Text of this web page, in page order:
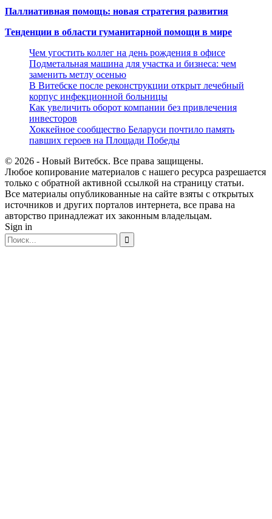
Паллиативная помощь: новая стратегия развития
Тенденции в области гуманитарной помощи в мире
Чем угостить коллег на день рождения в офисе
Подметальная машина для участка и бизнеса: чем
заменить метлу осенью
В Витебске после реконструкции открыт лечебный
корпус инфекционной больницы
Как увеличить оборот компании без привлечения
инвесторов
Хоккейное сообщество Беларуси почтило память
павших героев на Площади Победы
© 2026 - Новый Витебск. Все права защищены.
Любое копирование материалов с нашего ресурса разрешается
только с обратной активной ссылкой на страницу статьи.
Все материалы опубликованные на сайте взяты с открытых
источников и других порталов интернета, все права на
авторство принадлежат их законным владельцам.
Sign in